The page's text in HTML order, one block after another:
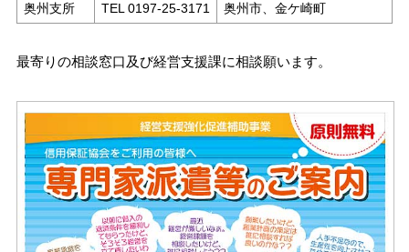
奥州支所 TEL 0197-25-3171 奥州市、金ケ崎町
最寄りの相談窓口及び経営支援課に相談願います。